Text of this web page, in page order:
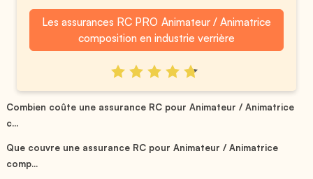
Les assurances RC PRO Animateur / Animatrice
composition en industrie verrière
Combien coûte une assurance RC pour Animateur / Animatrice
c...
Que couvre une assurance RC pour Animateur / Animatrice
comp...